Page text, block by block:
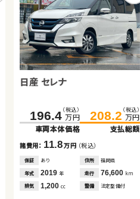
日産 セレナ
196.4（税込）
万円
車両本体価格
208.2 （税込）
万円
支払総額
諸費用： 11.8万円 （税込）
保証 あり 住所
福岡県
年式
2019 年 走行 76,600 km
排気
1,200 cc 整備 法定整備付
トヨタ ノア ハイブリッド
179.7 万円
車両本体価格
188.5
支払総額
諸費用：8.8 万円 （税込）
保証 なし 住所 岡山県
ホンダ Ｎ ＢＯＸ
41.6 万円
車両本体価格
支払総額
諸費用：8.2 万円 （税込）
保証 あり 住所 青森県